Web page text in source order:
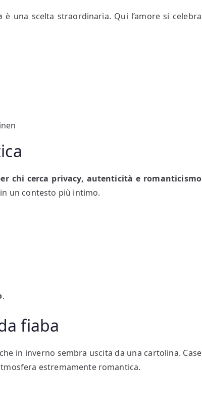
una scelta straordinaria. Qui l’amore si celebra
chi cerca privacy, autenticità e romanticismo
un contesto più intimo.
.
fiaba
in inverno sembra uscita da una cartolina. Case
estremamente romantica.